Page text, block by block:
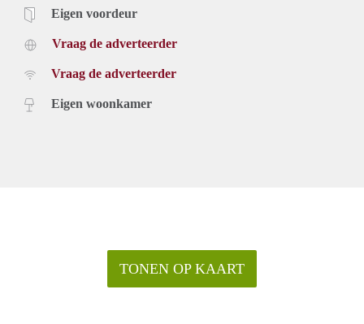
Eigen voordeur
Vraag de adverteerder
Vraag de adverteerder
Eigen woonkamer
TONEN OP KAART